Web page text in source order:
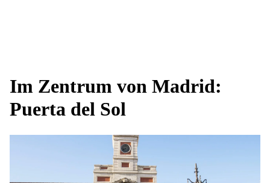
Im Zentrum von Madrid:
Puerta del Sol